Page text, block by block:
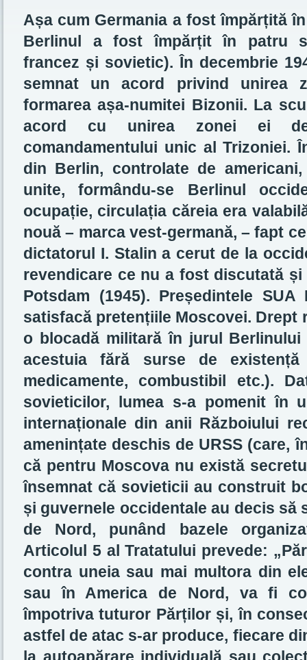
Așa cum Germania a fost împărțită
Berlinul a fost împărțit în patru
francez și sovietic). În decembrie
semnat un acord privind unirea
formarea așa-numitei Bizonii. La
acord cu unirea zonei ei
comandamentului unic al Trizoniei.
din Berlin, controlate de
unite, formându-se Berlinul
ocupație, circulația căreia era
nouă – marca vest-germană, – fapt
dictatorul I. Stalin a cerut de la
revendicare ce nu a fost discutată
Potsdam (1945). Președintele
satisfacă pretențiile Moscovei. Drept
o blocadă militară în jurul
acestuia fără surse de existență
medicamente, combustibil etc.).
sovieticilor, lumea s-a pomenit în
internaționale din anii Războiului
amenințate deschis de URSS (care,
că pentru Moscova nu există
însemnat că sovieticii au construit
și guvernele occidentale au decis să
de Nord, punând bazele
Articolul 5 al Tratatului prevede:
contra uneia sau mai multora din
sau în America de Nord, va fi
împotriva tuturor Părților și, în
astfel de atac s-ar produce, fiecare